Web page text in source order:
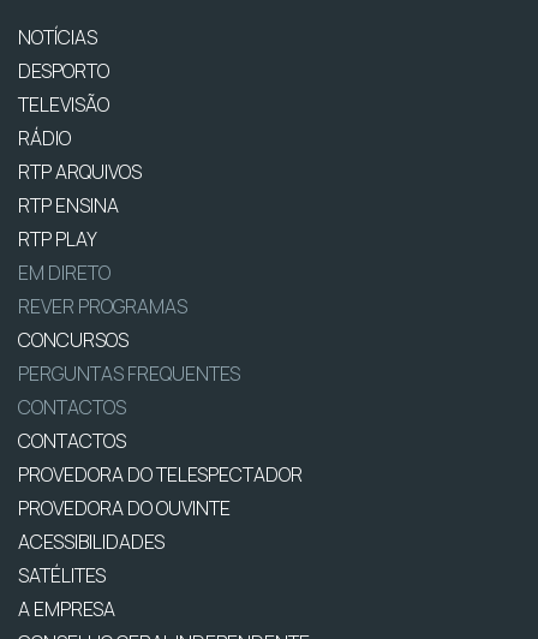
NOTÍCIAS
DESPORTO
TELEVISÃO
RÁDIO
RTP ARQUIVOS
RTP ENSINA
RTP PLAY
EM DIRETO
REVER PROGRAMAS
CONCURSOS
PERGUNTAS FREQUENTES
CONTACTOS
CONTACTOS
PROVEDORA DO TELESPECTADOR
PROVEDORA DO OUVINTE
ACESSIBILIDADES
SATÉLITES
A EMPRESA